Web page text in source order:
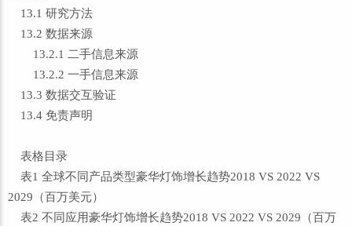
13.1 研究方法
13.2 数据来源
13.2.1 二手信息来源
13.2.2 一手信息来源
13.3 数据交互验证
13.4 免责声明
表格目录
表1 全球不同产品类型豪华灯饰增长趋势2018 VS 2022 VS
2029（百万美元）
表2 不同应用豪华灯饰增长趋势2018 VS 2022 VS 2029（百万